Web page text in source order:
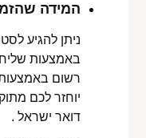
המידה
ניתן להגיע
באמצעות
רשום
יוחזר לכם
דואר ישראל .